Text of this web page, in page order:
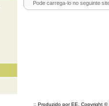
Pode carrega-lo no seguinte
:: Produzido por EE. Copyright